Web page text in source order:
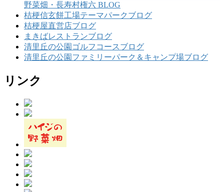
野菜畑・長寿村権六 BLOG
桔梗信玄餅工場テーマパークブログ
桔梗屋直営店ブログ
まきばレストランブログ
清里丘の公園ゴルフコースブログ
清里丘の公園ファミリーパーク＆キャンプ場ブログ
リンク